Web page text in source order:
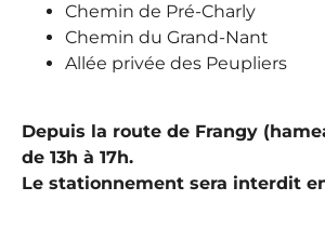
Chemin de Pré-Charly
Chemin du Grand-Nant
Allée privée des Peupliers
Depuis la route de Frangy
de 13h à 17h.
Le stationnement sera interdit